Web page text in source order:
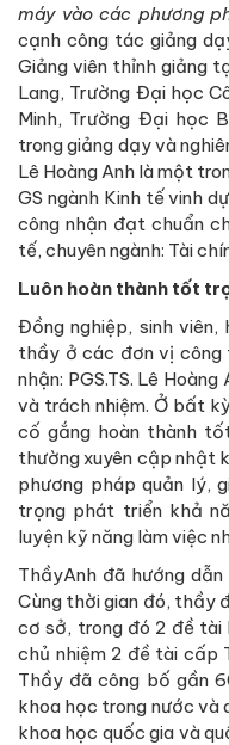
máy vào các phương
cạnh công tác giảng
Giảng viên thỉnh giảng
Lang, Trường Đại học
Minh, Trường Đại học
trong giảng dạy và
Lê Hoàng Anh là một
GS ngành Kinh tế vinh
công nhận đạt chuẩn
tế, chuyên ngành: Tài
Luôn hoàn thành tốt
Đồng nghiệp, sinh
thầy ở các đơn vị công
nhận: PGS.TS. Lê
và trách nhiệm. Ở bất
cố gắng hoàn thành
thường xuyên cập nhật
phương pháp quản lý,
trọng phát triển khả
luyện kỹ năng làm việc
ThầyAnh đã hướng
Cùng thời gian đó, thầy
cơ sở, trong đó 2 đề tài
chủ nhiệm 2 đề tài cấp
Thầy đã công bố gần
khoa học trong nước và
khoa học quốc gia và